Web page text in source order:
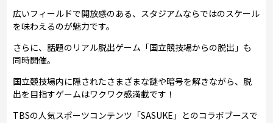
広いフィールドで開放感のある、スタジアムならではのスケール
を味わえるのが魅力です。
さらに、話題のリアル脱出ゲーム「国立競技場からの脱出」も
同時開催。
国立競技場内に隠されたさまざまな謎や暗号を解きながら、脱
出を目指すゲームはワクワク感満載です！
TBSの人気スポーツコンテンツ「SASUKE」とのコラボブースで